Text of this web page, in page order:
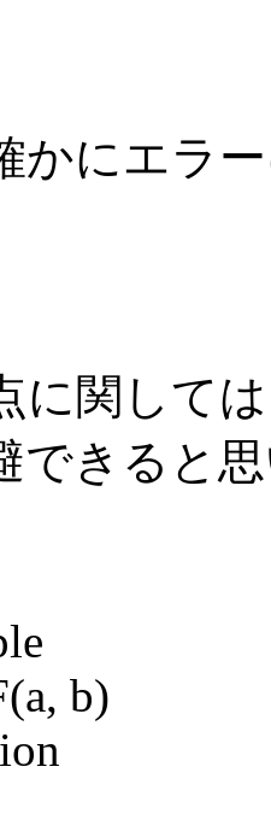
かにエラ
に関して
できると
b)